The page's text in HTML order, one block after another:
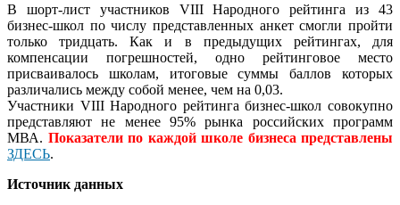
В шорт-лист участников VIII Народного рейтинга из 43
бизнес-школ по числу представленных анкет смогли пройти
только тридцать. Как и в предыдущих рейтингах, для
компенсации погрешностей, одно рейтинговое место
присваивалось школам, итоговые суммы баллов которых
различались между собой менее, чем на 0,03.
Участники VIII Народного рейтинга бизнес-школ совокупно
представляют не менее 95% рынка российских программ
МВА. Показатели по каждой школе бизнеса представлены
ЗДЕСЬ.
Источник данных